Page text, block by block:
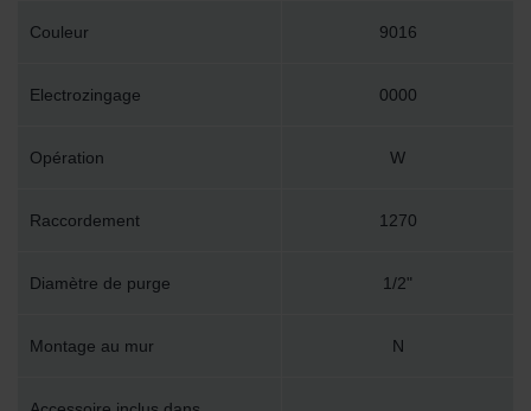
Couleur 9016
Electrozingage 0000
Opération W
Raccordement 1270
Diamètre de purge 1/2"
Montage au mur N